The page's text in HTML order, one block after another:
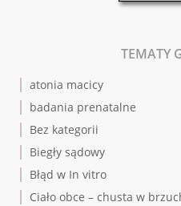
TEMATY
atonia macicy
badania prenatalne
Bez kategorii
Biegły sądowy
Błąd w In vitro
Ciało obce – chusta w